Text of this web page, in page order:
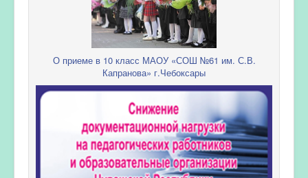
О приеме в 10 класс МАОУ «СОШ №61 им. С.В.
Капранова» г.Чебоксары